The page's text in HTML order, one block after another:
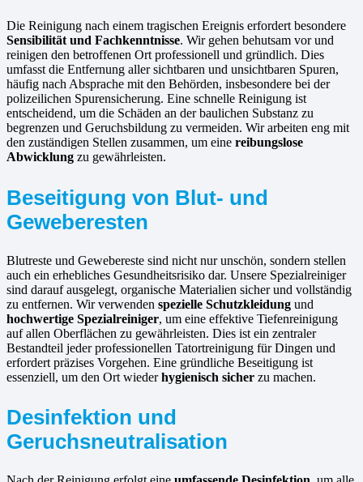
Die Reinigung nach einem tragischen Ereignis erfordert besondere
Sensibilität und Fachkenntnisse. Wir gehen behutsam vor und
reinigen den betroffenen Ort professionell und gründlich. Dies
umfasst die Entfernung aller sichtbaren und unsichtbaren Spuren,
häufig nach Absprache mit den Behörden, insbesondere bei der
polizeilichen Spurensicherung. Eine schnelle Reinigung ist
entscheidend, um die Schäden an der baulichen Substanz zu
begrenzen und Geruchsbildung zu vermeiden. Wir arbeiten eng mit
den zuständigen Stellen zusammen, um eine reibungslose
Abwicklung zu gewährleisten.
Beseitigung von Blut- und
Geweberesten
Blutreste und Gewebereste sind nicht nur unschön, sondern stellen
auch ein erhebliches Gesundheitsrisiko dar. Unsere Spezialreiniger
sind darauf ausgelegt, organische Materialien sicher und vollständig
zu entfernen. Wir verwenden spezielle Schutzkleidung und
hochwertige Spezialreiniger, um eine effektive Tiefenreinigung
auf allen Oberflächen zu gewährleisten. Dies ist ein zentraler
Bestandteil jeder professionellen Tatortreinigung für Dingen und
erfordert präzises Vorgehen. Eine gründliche Beseitigung ist
essenziell, um den Ort wiederhygienisch sicher zu machen.
Desinfektion und
Geruchsneutralisation